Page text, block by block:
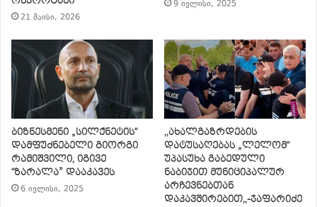
21 მაისი, 2026
9 ივლისი, 2025
ბიზნესმენი „სილქნეტის“
დამფუძნებელი გიორგი
რამიშვილი, იგივე
“ზარალა” დააკავეს
6 ივლისი, 2025
,,ახალგაზრდების
დატუსაღებას „ლელომ“
უპასუხა გაბედული
ნაბიჯით მუნიციპალურ
არჩევნებთან
დაკავშირებით,,-ჯაფარიძე